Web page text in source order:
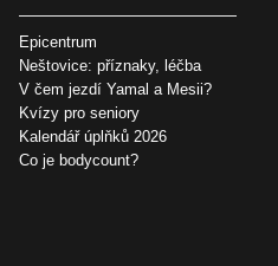
Epicentrum
Neštovice: příznaky, léčba
V čem jezdí Yamal a Mesii?
Kvízy pro seniory
Kalendář úplňků 2026
Co je bodycount?